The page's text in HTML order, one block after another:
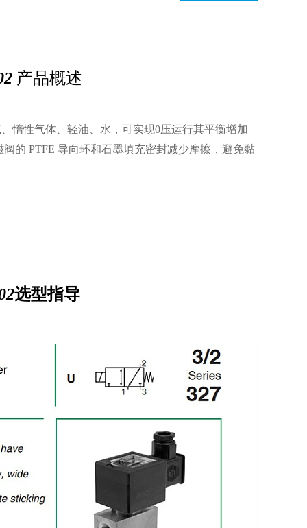
产品概述
惰性气体、轻油、水，可实现0压运行其平衡增加
的 PTFE 导向环和石墨填充密封减少摩擦，避免黏
选型指导